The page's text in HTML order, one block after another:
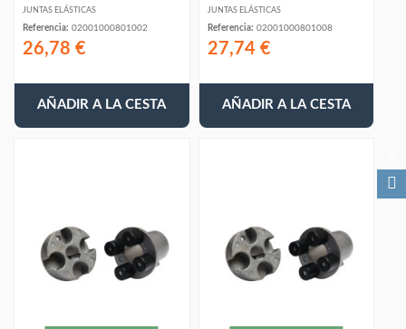
JUNTAS ELÁSTICAS
Referencia: 02001000801002
26,78 €
AÑADIR A LA CESTA
JUNTAS ELÁSTICAS
Referencia: 02001000801008
27,74 €
AÑADIR A LA CESTA